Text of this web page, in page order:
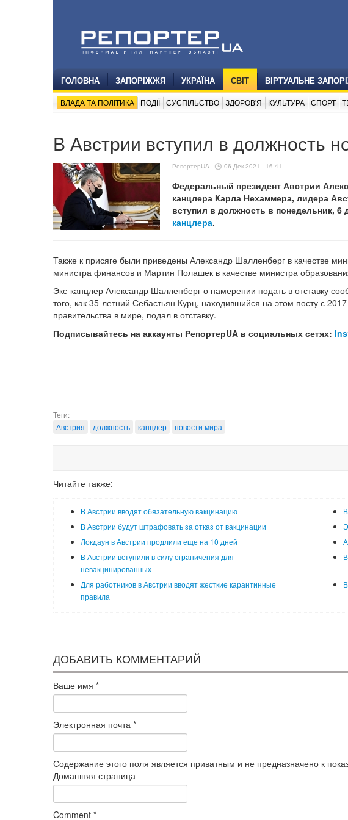
ГОЛОВНА ЗАПОРІЖЖЯ УКРАЇНА СВІТ ВІРТУАЛЬНЕ
ВЛАДА ТА ПОЛІТИКА ПОДІЇ СУСПІЛЬСТВО ЗДОРОВ'Я КУЛЬТУРА СПОРТ
В Австрии вступил в должность
РепортерUA 06 Дек 2021 - 16:41
Федеральный президент Австрии
канцлера Карла Нехаммера, лидера
вступил в должность в понедельник, 6
канцлера.
Также к присяге были приведены Александр Шалленберг в качестве
министра финансов и Мартин Полашек в качестве министра
Экс-канцлер Александр Шалленберг о намерении подать в отставку
того, как 35-летний Себастьян Курц, находившийся на этом посту с
правительства в мире, подал в отставку.
Подписывайтесь на аккаунты РепортерUA в социальных сетях:
Теги:
Австрия
должность канцлер новости мира
Читайте также:
В Австрии вводят обязательную вакцинацию
В Австрии будут штрафовать за отказ от вакцинации
Локдаун в Австрии продлили еще на 10 дней
В Австрии вступили в силу ограничения для
невакцинированных
Для работников в Австрии вводят жесткие карантинные
правила
ДОБАВИТЬ КОММЕНТАРИЙ
Ваше имя *
Электронная почта *
Содержание этого поля является приватным и не предназначено к
Домашняя страница
Comment *